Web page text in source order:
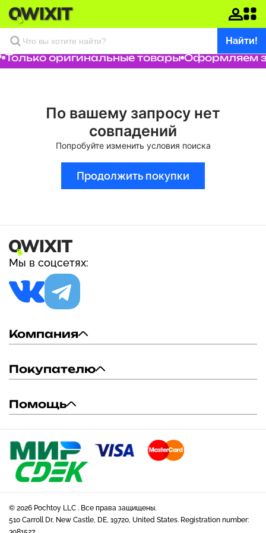
Найти!
Только оригинальные товары Оформляем
По вашему запросу нет
совпадений
Попробуйте изменить условия поиска
Продолжить покупки
Мы в соцсетях:
Компания
Покупателю
Помощь
© 2026 Pochtoy LLC . Все права защищены.
510 Carroll Dr, New Castle, DE, 19720, United States. Registration number: